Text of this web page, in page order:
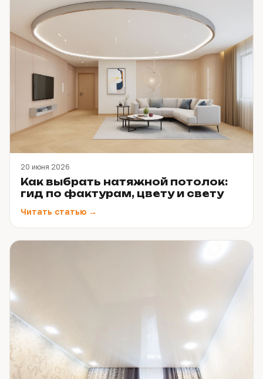
20 июня 2026
Как выбрать натяжной потолок:
гид по фактурам, цвету и свету
Читать статью →